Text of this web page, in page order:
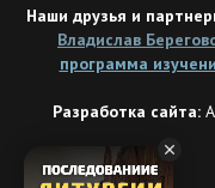
Наши друзья и
Владислав
программа
Разработка сайта: